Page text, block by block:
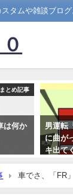
タムや雑談ブログ
まとめ記事
は何か
男運転
に曲が
キ出て
俺の車
ｸｲｸｲ
車でさ、「FR